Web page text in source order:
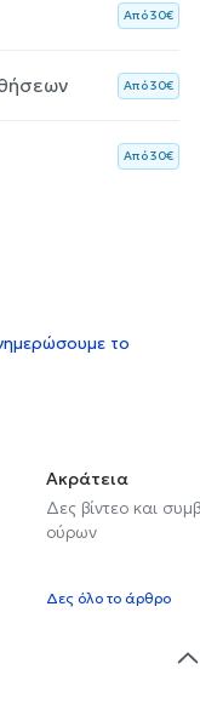
Aπό 30€
Aπό 30€
Aπό 30€
το
Ακράτεια
Δες βίντεο και
ούρων
Δες όλο το άρθρο